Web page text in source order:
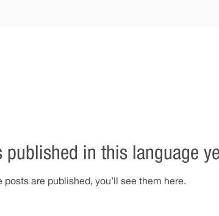
published in this language
posts are published, you’ll see them here.